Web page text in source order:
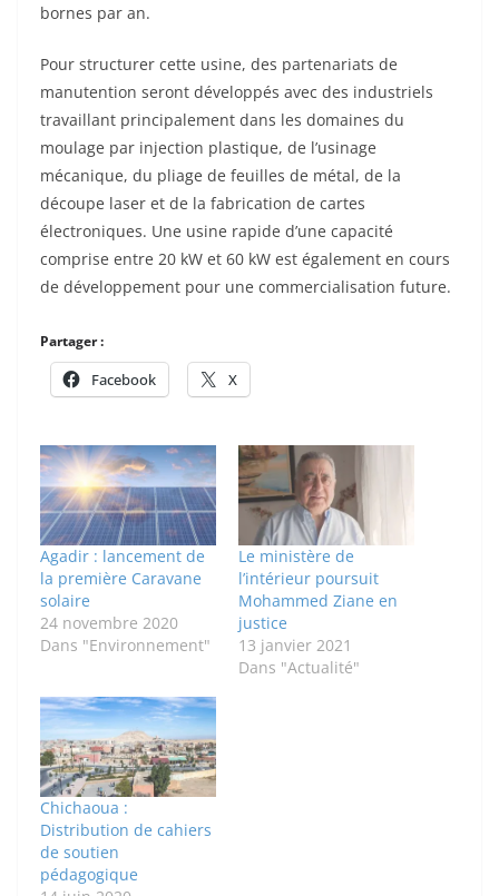
bornes par an.
Pour structurer cette usine, des partenariats de
manutention seront développés avec des industriels
travaillant principalement dans les domaines du
moulage par injection plastique, de l’usinage
mécanique, du pliage de feuilles de métal, de la
découpe laser et de la fabrication de cartes
électroniques. Une usine rapide d’une capacité
comprise entre 20 kW et 60 kW est également en cours
de développement pour une commercialisation future.
Partager :
Facebook X
Agadir : lancement de
la première Caravane
solaire
24 novembre 2020
Dans "Environnement"
Le ministère de
l’intérieur poursuit
Mohammed Ziane en
justice
13 janvier 2021
Dans "Actualité"
Chichaoua :
Distribution de cahiers
de soutien
pédagogique